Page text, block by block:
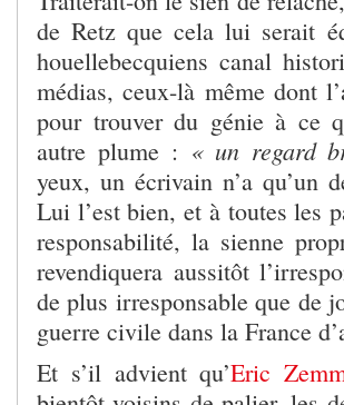
de Retz que cela lui serait
houellebecquiens canal
médias, ceux-là même dont
pour trouver du génie à ce
autre plume : « un regard
yeux, un écrivain n’a qu’un
Lui l’est bien, et à toutes les
responsabilité, la sienne
revendiquera aussitôt
de plus irresponsable que de
guerre civile dans la France
Et s’il advient qu’Eric